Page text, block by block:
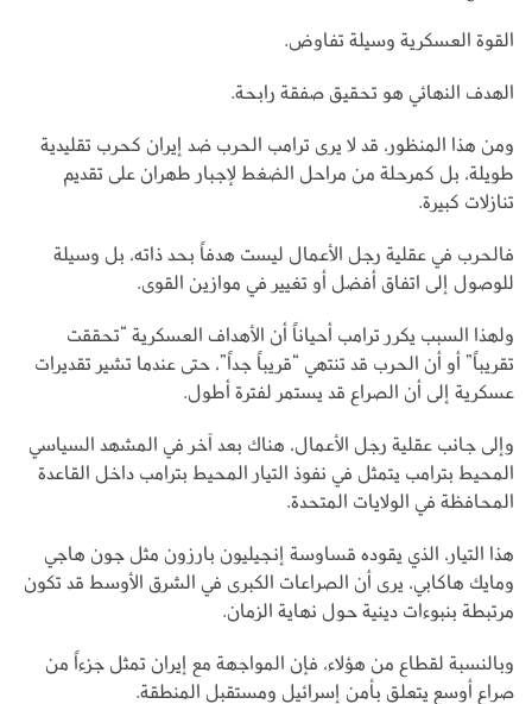
القوة العسكرية وسيلة تفاوض.
الهدف النهائي هو تحقيق صفقة رابحة.
ومن هذا المنظور، قد لا يرى ترامب الحرب ضد إيران كحرب تقليدية
طويلة، بل كمرحلة من مراحل الضغط لإجبار طهران على تقديم
تنازلات كبيرة.
فالحرب في عقلية رجل الأعمال ليست هدفاً بحد ذاته، بل وسيلة
للوصول إلى اتفاق أفضل أو تغيير في موازين القوى.
ولهذا السبب يكرر ترامب أحياناً أن الأهداف العسكرية “تحققت
تقريباً” أو أن الحرب قد تنتهي “قريباً جداً”، حتى عندما تشير تقديرات
عسكرية إلى أن الصراع قد يستمر لفترة أطول.
وإلى جانب عقلية رجل الأعمال، هناك بعد آخر في المشهد السياسي
المحيط بترامب يتمثل في نفوذ التيار المحيط بترامب داخل القاعدة
المحافظة في الولايات المتحدة.
هذا التيار، الذي يقوده قساوسة إنجيليون بارزون مثل جون هاجي
ومايك هاكابي، يرى أن الصراعات الكبرى في الشرق الأوسط قد تكون
مرتبطة بنبوءات دينية حول نهاية الزمان.
وبالنسبة لقطاع من هؤلاء، فإن المواجهة مع إيران تمثل جزءاً من
صراع أوسع يتعلق بأمن إسرائيل ومستقبل المنطقة.